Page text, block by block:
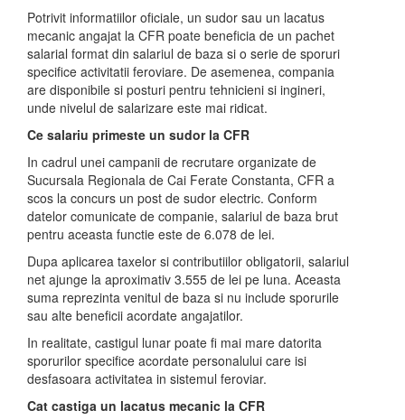
Potrivit informatiilor oficiale, un sudor sau un lacatus
mecanic angajat la CFR poate beneficia de un pachet
salarial format din salariul de baza si o serie de sporuri
specifice activitatii feroviare. De asemenea, compania
are disponibile si posturi pentru tehnicieni si ingineri,
unde nivelul de salarizare este mai ridicat.
Ce salariu primeste un sudor la CFR
In cadrul unei campanii de recrutare organizate de
Sucursala Regionala de Cai Ferate Constanta, CFR a
scos la concurs un post de sudor electric. Conform
datelor comunicate de companie, salariul de baza brut
pentru aceasta functie este de 6.078 de lei.
Dupa aplicarea taxelor si contributiilor obligatorii, salariul
net ajunge la aproximativ 3.555 de lei pe luna. Aceasta
suma reprezinta venitul de baza si nu include sporurile
sau alte beneficii acordate angajatilor.
In realitate, castigul lunar poate fi mai mare datorita
sporurilor specifice acordate personalului care isi
desfasoara activitatea in sistemul feroviar.
Cat castiga un lacatus mecanic la CFR